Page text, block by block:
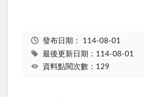
發布日期： 114-08-01
最後更新日期：114-08-01
資料點閱次數：129